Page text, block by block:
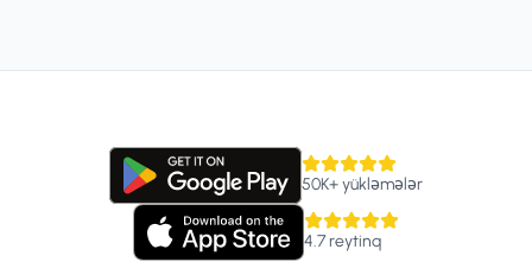
50K+yükləmələr
4.7reytinq